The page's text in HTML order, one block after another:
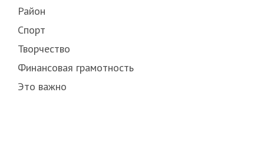
Район
Спорт
Творчество
Финансовая грамотность
Это важно